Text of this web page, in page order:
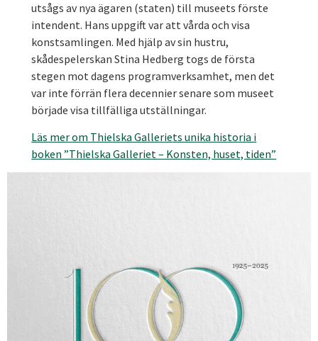
utsågs av nya ägaren (staten) till museets förste
intendent. Hans uppgift var att vårda och visa
konstsamlingen. Med hjälp av sin hustru,
skådespelerskan Stina Hedberg togs de första
stegen mot dagens programverksamhet, men det
var inte förrän flera decennier senare som museet
började visa tillfälliga utställningar.
Läs mer om Thielska Galleriets unika historia i
boken ”Thielska Galleriet – Konsten, huset, tiden”